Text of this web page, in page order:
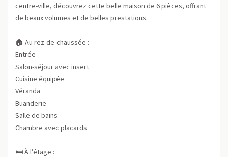
centre-ville, découvrez cette belle maison de 6 pièces, offrant
de beaux volumes et de belles prestations.
🏠 Au rez-de-chaussée :
Entrée
Salon-séjour avec insert
Cuisine équipée
Véranda
Buanderie
Salle de bains
Chambre avec placards
🛏️ À l’étage :